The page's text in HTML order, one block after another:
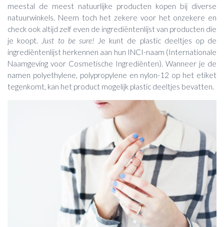
meestal de meest natuurlijke producten kopen bij diverse
natuurwinkels. Neem toch het zekere voor het onzekere en
check ook altijd zelf even de ingrediëntenlijst van producten die
je koopt.
Just to be sure! Je kunt de plastic deeltjes op de
ingrediëntenlijst herkennen aan hun INCI-naam (Internationale
Naamgeving voor Cosmetische Ingrediënten). Wanneer je de
namen polyethylene, polypropylene en nylon-12 op het etiket
tegenkomt, kan het product mogelijk plastic deeltjes bevatten.